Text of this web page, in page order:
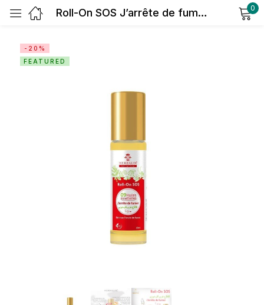
Roll-On SOS J’arrête de fumer 0
-20%
FEATURED
Remember me
Log in
Create an account